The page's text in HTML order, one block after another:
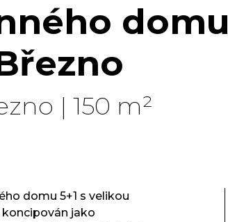
domu
| 150 m²
domu 5+1 s velikou
koncipován jako